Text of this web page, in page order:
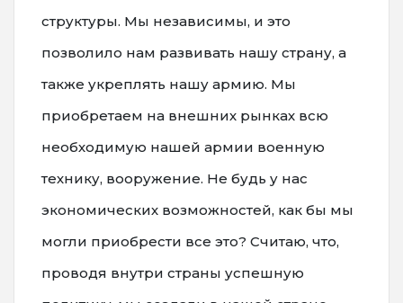
структуры. Мы независимы, и это
позволило нам развивать нашу страну, а
также укреплять нашу армию. Мы
приобретаем на внешних рынках всю
необходимую нашей армии военную
технику, вооружение. Не будь у нас
экономических возможностей, как бы мы
могли приобрести все это? Считаю, что,
проводя внутри страны успешную